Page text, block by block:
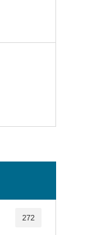
272